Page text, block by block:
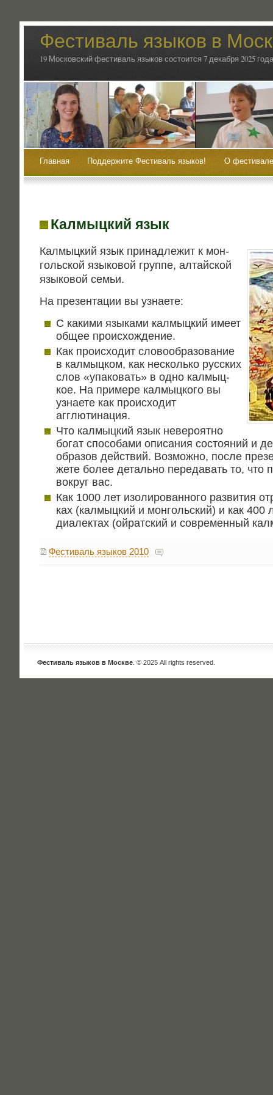
Фестиваль языков в
19 Московский фестиваль языков состоится 7 декабря 2025
Главная Поддержите Фестиваль языков! О
Калмыцкий язык
Кал­мыц­кий язык при­над­ле­жит к мон­
голь­ской язы­ко­вой груп­пе, алтайской
язы­ко­вой семьи.
На пре­зен­та­ции вы узнаете:
С каки­ми язы­ка­ми кал­мыц­кий име­ет
общее происхождение.
Как про­ис­хо­дит сло­во­об­ра­зо­ва­ние
в кал­мыц­ком, как несколь­ко рус­ских
слов «упа­ко­вать» в одно кал­мыц­
кое. На при­ме­ре кал­мыц­ко­го вы
узна­е­те как про­ис­хо­дит
агглютинация.
Что кал­мыц­кий язык неве­ро­ят­но
богат спо­со­ба­ми опи­са­ния состо­я­ний и
обра­зов дей­ствий. Воз­мож­но, после
же­те более деталь­но пере­да­вать то, что
вокруг вас.
Как 1000 лет изо­ли­ро­ван­но­го раз­ви­тия
ках (кал­мыц­кий и мон­голь­ский) и как 400
диа­лек­тах (ойрат­ский и совре­мен­ный
Фестиваль языков 2010
Фестиваль языков в Москве . © 2025 All rights reserved.